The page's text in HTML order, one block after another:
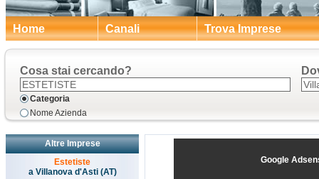
Home Canali Trova Imprese
Cosa stai cercando?
Categoria
Nome Azienda
Altre Imprese
Estetiste
a Villanova d'Asti (AT)
Google